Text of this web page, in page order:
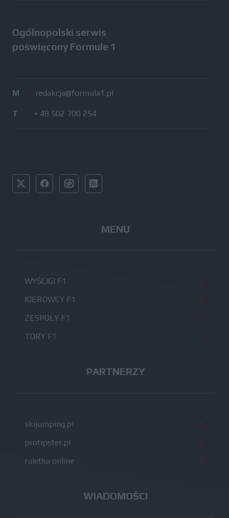
Ogólnopolski serwis
poświęcony Formule 1
M / redakcja@formula1.pl
T / + 48 502 700 254
MENU
WYŚCIGI F1
KIEROWCY F1
ZESPOŁY F1
TORY F1
PARTNERZY
skijumping.pl
protipster.pl
ruletka online
WIADOMOŚCI